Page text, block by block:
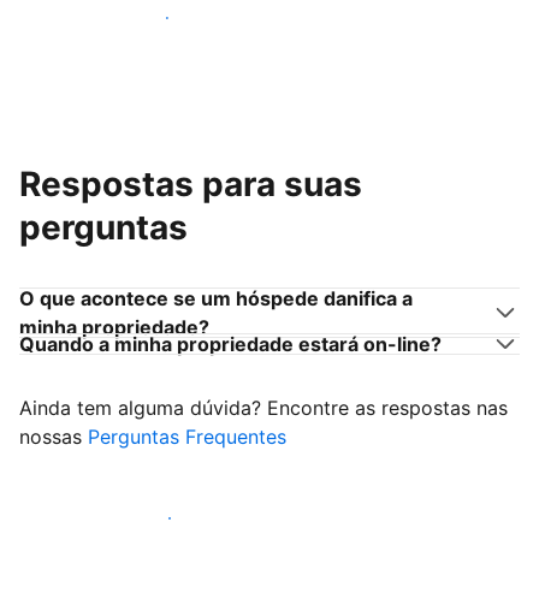
Junte-se a outros anfitriões
Respostas para suas
perguntas
O que acontece se um hóspede danifica a
minha propriedade?
Quando a minha propriedade estará on-line?
Ainda tem alguma dúvida? Encontre as respostas nas
nossas Perguntas Frequentes
Comece a receber hóspedes